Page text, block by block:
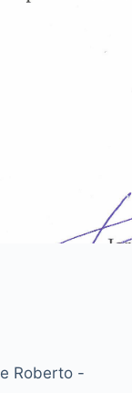
Roberto -